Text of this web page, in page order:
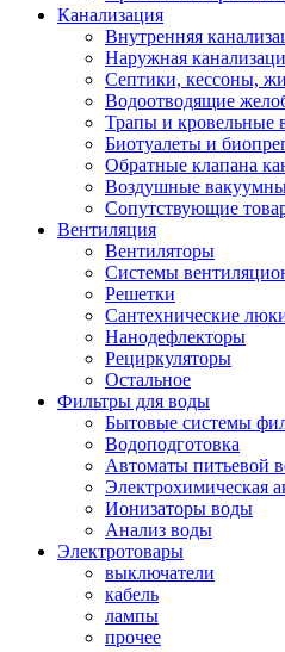
Канализация
Внутренняя
Наружная
Септики, кессоны,
Водоотводящие
Трапы и кровельные
Биотуалеты и
Обратные клапана
Воздушные
Сопутствующие
Вентиляция
Вентиляторы
Системы
Решетки
Сантехнические
Нанодефлекторы
Рециркуляторы
Остальное
Фильтры для воды
Бытовые системы
Водоподготовка
Автоматы питьевой
Электрохимическая
Ионизаторы воды
Анализ воды
Электротовары
выключатели
кабель
лампы
прочее